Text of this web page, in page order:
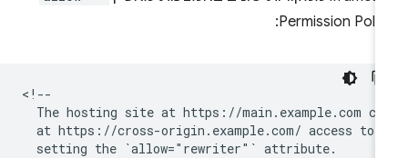
Permission
<!--
The hosting site at https://main.example.com
at https://cross-origin.example.com/ access to
  setting the `allow="rewriter"` attribute.